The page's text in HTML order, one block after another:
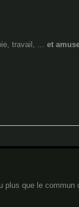
travail, ... et
que le